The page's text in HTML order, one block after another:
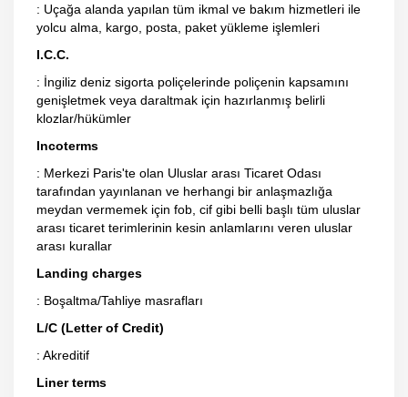
: Uçağa alanda yapılan tüm ikmal ve bakım hizmetleri ile
yolcu alma, kargo, posta, paket yükleme işlemleri
I.C.C.
: İngiliz deniz sigorta poliçelerinde poliçenin kapsamını
genişletmek veya daraltmak için hazırlanmış belirli
klozlar/hükümler
Incoterms
: Merkezi Paris'te olan Uluslar arası Ticaret Odası
tarafından yayınlanan ve herhangi bir anlaşmazlığa
meydan vermemek için fob, cif gibi belli başlı tüm uluslar
arası ticaret terimlerinin kesin anlamlarını veren uluslar
arası kurallar
Landing charges
: Boşaltma/Tahliye masrafları
L/C (Letter of Credit)
: Akreditif
Liner terms